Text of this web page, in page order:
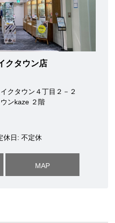
クタウン店
クタウン４丁目２－２
ンkaze ２階
休日: 不定休
MAP